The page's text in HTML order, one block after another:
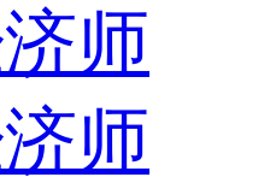
师
师